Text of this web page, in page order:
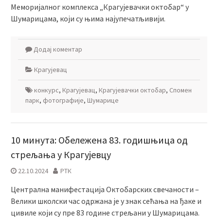
Меморијалног комплекса „Крагујевачки октобар“ у
Шумарицама, који су њима најупечатљивији.
Додај коментар
Крагујевац
конкурс, Крагујевац, Крагујевачки октобар, Спомен
парк, фотографије, Шумарице
10 минута: Обележена 83. годишњица од
стрељања у Крагујевцу
22.10.2024 РТК
Централна манифестација Октобарских свечаности –
Велики школски час одржана је у знак сећања на ђаке и
цивиле који су пре 83 године стрељани у Шумарицама.